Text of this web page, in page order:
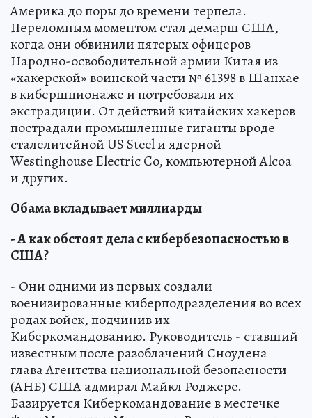
Америка до поры до времени терпела.
Переломным моментом стал демарш США,
когда они обвинили пятерых офицеров
Народно-освободительной армии Китая из
«хакерской» воинской части № 61398 в Шанхае
в кибершпионаже и потребовали их
экстрадиции. От действий китайских хакеров
пострадали промышленные гиганты вроде
сталелитейной US Steel и ядерной
Westinghouse Electric Co, компьютерной Alcoa
и других.
Обама вкладывает миллиарды
- А как обстоят дела с кибербезопасностью в
США?
- Они одними из первых создали
военизированные киберподразделения во всех
родах войск, подчинив их
Киберкомандованию. Руководитель - ставший
известным после разоблачений Сноудена
глава Агентства национальной безопасности
(АНБ) США адмирал Майкл Роджерс.
Базируется Киберкомандование в местечке